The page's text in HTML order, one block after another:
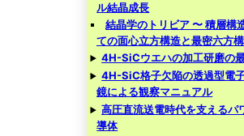
ル結晶成長
結晶学のトリビア 〜 積層構
ての面心立方構造と最密六方
4H-SiCウエハの加工研磨の
4H-SiC格子欠陥の透過型電
鏡による観察マニュアル
高圧直流送電時代を支えるパ
導体